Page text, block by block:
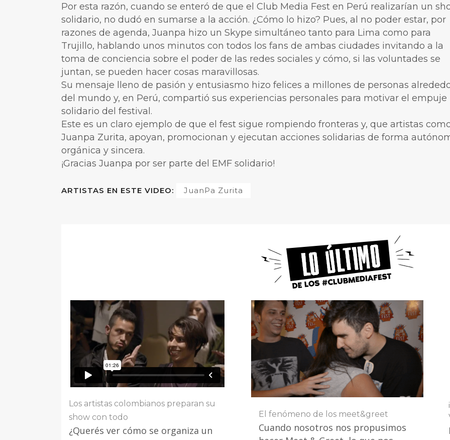
Por esta razón, cuando se enteró de que el Club Media Fest en Perú realizarían un
solidario, no dudó en sumarse a la acción. ¿Cómo lo hizo? Pues, al no poder estar, por
razones de agenda, Juanpa hizo un Skype simultáneo tanto para Lima como para
Trujillo, hablando unos minutos con todos los fans de ambas ciudades invitando a la
toma de conciencia sobre el poder de las redes sociales y cómo, si las voluntades se
juntan, se pueden hacer cosas maravillosas.
Su mensaje lleno de pasión y entusiasmo hizo felices a millones de personas
del mundo y, en Perú, compartió sus experiencias personales para motivar el empuje
solidario del festival.
Este es un claro ejemplo de que el fest sigue rompiendo fronteras y, que artistas
Juanpa Zurita, apoyan, promocionan y ejecutan acciones solidarias de forma
orgánica y sincera.
¡Gracias Juanpa por ser parte del EMF solidario!
ARTISTAS EN ESTE VIDEO: JuanPa Zurita
Los artistas colombianos preparan su
show con todo
¿Querés ver cómo se organiza un
El fenómeno de los meet&greet
Cuando nosotros nos propusimos